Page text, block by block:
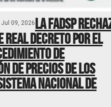
Jul 09, 2026La FADSP
Real Decreto por el
de
de precios de los
Nacional de